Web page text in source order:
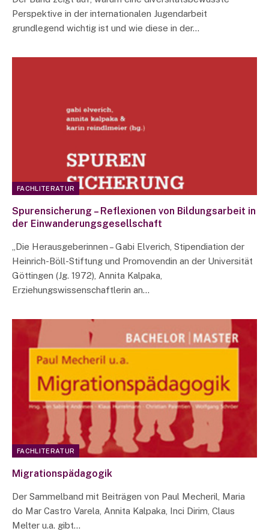
Perspektive in der internationalen Jugendarbeit
grundlegend wichtig ist und wie diese in der…
FACHLITERATUR
Spurensicherung – Reflexionen von Bildungsarbeit in
der Einwanderungsgesellschaft
„Die Herausgeberinnen – Gabi Elverich, Stipendiation der
Heinrich-Böll-Stiftung und Promovendin an der Universität
Göttingen (Jg. 1972), Annita Kalpaka,
Erziehungswissenschaftlerin an…
FACHLITERATUR
Migrationspädagogik
Der Sammelband mit Beiträgen von Paul Mecheril, Maria
do Mar Castro Varela, Annita Kalpaka, Inci Dirim, Claus
Melter u.a. gibt…